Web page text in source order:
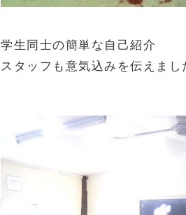
学生同士の簡単な自己紹介
スタッフも意気込みを伝えまし